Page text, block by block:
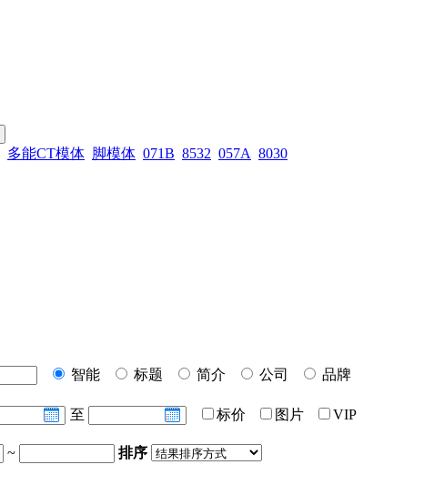
多能CT模体 脚模体 071B 8532 057A 8030
智能
标题 简介 公司
品牌
至 标价 图片
VIP
~
排序